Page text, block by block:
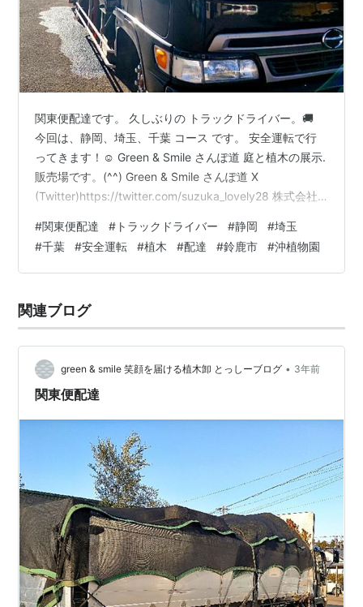
関東便配達です。 久しぶりの トラックドライバー。🚚
今回は、静岡、埼玉、千葉 コース です。 安全運転で行
ってきます！☺️ Green & Smile さんぽ道 庭と植木の展示.
販売場です。(^^) Green & Smile さんぽ道 X
(Twitter)https://twitter.com/suzuka_lovely28 株式会社
http://www.mecha.ne.jp/~okisyoku/ Green & Smile さん
ぽ道 ホームページhttps://suzukasanpomichi.com/
#関東便配達 # トラックドライバー #静岡 #埼玉
#千葉 #安全運転 #植木 #配達 #鈴鹿市 #沖植物園
関連ブログ
green & smile 笑顔を届ける植木卸 とっしーブログ • 3年前
関東便配達